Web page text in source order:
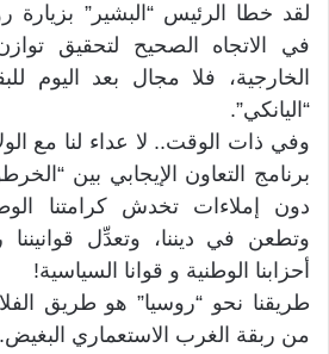
لقد خطا الرئيس “البشير” بزيارة
في الاتجاه الصحيح لتحقيق
الخارجية، فلا مجال بعد اليوم
“اليانكي”.
وفي ذات الوقت.. لا عداء لنا مع
برنامج التعاون الإيجابي بين
دون إملاءات تخدش كرامتنا
وتطعن في ديننا، وتعدِّل
أحزابنا الوطنية و قوانا السياسية!
طريقنا نحو “روسيا” هو طريق
من ربقة الغرب الاستعماري